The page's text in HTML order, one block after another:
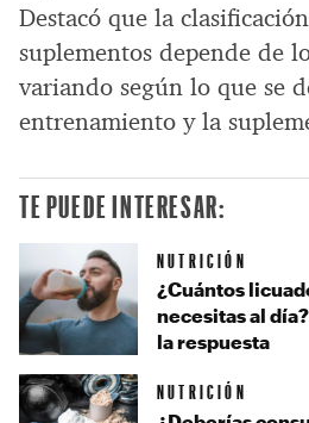
Destacó que la
suplementos depende de
variando según lo que se
entrenamiento y la
TE PUEDE INTERESAR:
NUTRICIÓN
¿Cuántos
necesitas al
la respuesta
NUTRICIÓN